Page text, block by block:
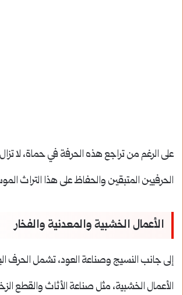
على الرغم من تراجع هذه الحرفة في حماة، لا
الحرفيين المتبقين والحفاظ على هذا التراث
الأعمال الخشبية والمعدنية والفخار
إلى جانب النسيج وصناعة العود، تشمل الحرف
الأعمال الخشبية، مثل صناعة الأثاث والقطع